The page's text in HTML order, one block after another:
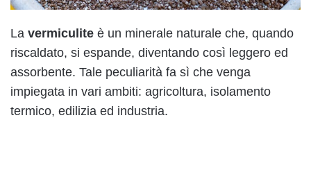
La vermiculite è un minerale naturale che, quando
riscaldato, si espande, diventando così leggero ed
assorbente. Tale peculiarità fa sì che venga
impiegata in vari ambiti: agricoltura, isolamento
termico, edilizia ed industria.